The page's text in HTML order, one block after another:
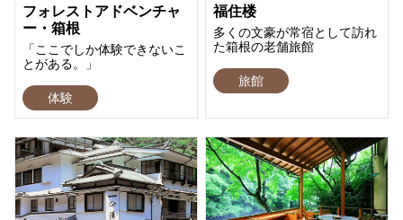
フォレストアドベンチャ
ー・箱根
「ここでしか体験できないこ
とがある。」
体験
福住楼
多くの文豪が常宿として訪れ
た箱根の老舗旅館
旅館